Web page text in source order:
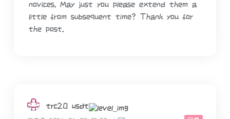
novices. May just you please extend them a
little from subsequent time? Thank you for
the post.
trc20 usdt